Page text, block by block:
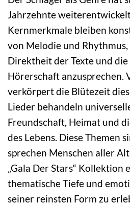
Jahrzehnte
Kernmerkmale bleiben
von Melodie und
Direktheit der Texte und
Hörerschaft anzusprechen.
verkörpert die Blütezeit
Lieder behandeln
Freundschaft, Heimat und
des Lebens. Diese Themen
sprechen Menschen aller
„Gala Der Stars“ Kollektion
thematische Tiefe und
seiner reinsten Form zu